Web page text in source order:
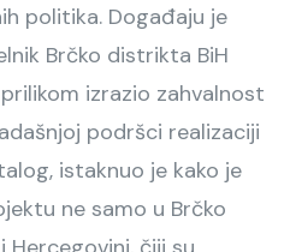
politika. Događaju je
Brčko distrikta BiH
izrazio zahvalnost
podršci realizaciji
istaknuo je kako je
ne samo u Brčko